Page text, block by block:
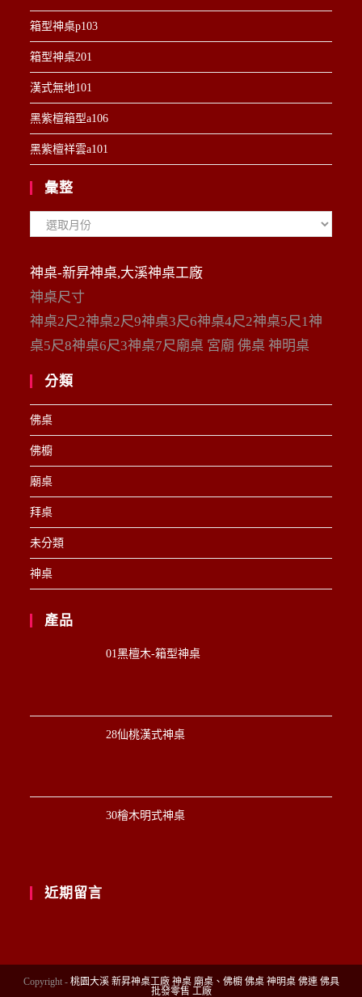
箱型神桌p103
箱型神桌201
漢式無地101
黑紫檀箱型a106
黑紫檀祥雲a101
彙整
神桌-新昇神桌,大溪神桌工廠
神桌尺寸
神桌2尺2神桌2尺9神桌3尺6神桌4尺2神桌5尺1神
桌5尺8神桌6尺3神桌7尺廟桌 宮廟 佛桌 神明桌
分類
佛桌
佛櫥
廟桌
拜桌
未分類
神桌
產品
01黑檀木-箱型神桌
28仙桃漢式神桌
30檜木明式神桌
近期留言
Copyright - 桃園大溪 新昇神桌工廠 神桌 廟桌、佛櫥 佛桌 神明桌 佛連 佛具
批發零售 工廠